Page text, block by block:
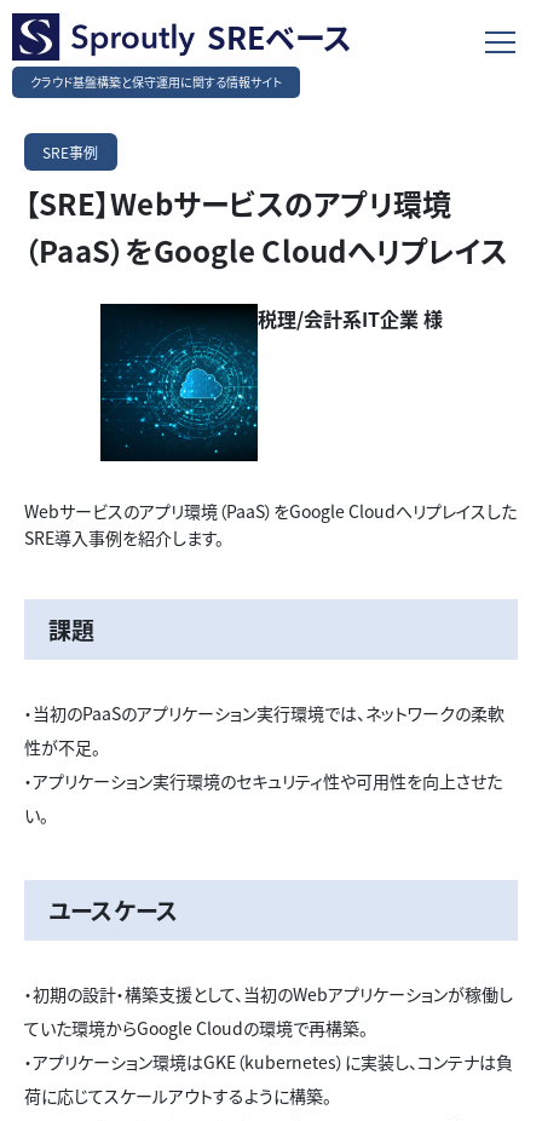
SREベース
クラウド基盤構築と保守運用に関する情報サイト
SRE事例
【SRE】Webサービスのアプリ環境
（PaaS）をGoogle Cloudへリプレイス
税理/会計系IT企業 様
Webサービスのアプリ環境（PaaS）をGoogle Cloudへリプレイスした
SRE導入事例を紹介します。
課題
・当初のPaaSのアプリケーション実行環境では、ネットワークの柔軟
性が不足。
・アプリケーション実行環境のセキュリティ性や可用性を向上させた
い。
ユースケース
・初期の設計・構築支援として、当初のWebアプリケーションが稼働し
ていた環境からGoogle Cloudの環境で再構築。
・アプリケーション環境はGKE（kubernetes）に実装し、コンテナは負
荷に応じてスケールアウトするように構築。